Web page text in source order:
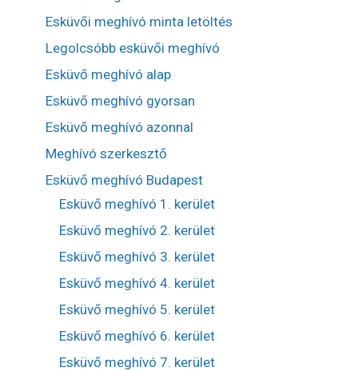
Esküvői meghívó minta letöltés
Legolcsóbb esküvői meghívó
Esküvő meghívó alap
Esküvő meghívó gyorsan
Esküvő meghívó azonnal
Meghívó szerkesztő
Esküvő meghívó Budapest
Esküvő meghívó 1. kerület
Esküvő meghívó 2. kerület
Esküvő meghívó 3. kerület
Esküvő meghívó 4. kerület
Esküvő meghívó 5. kerület
Esküvő meghívó 6. kerület
Esküvő meghívó 7. kerület